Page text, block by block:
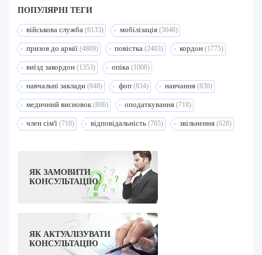
ПОПУЛЯРНI ТЕГИ
військова служба (6133) мобілізація (5048)
призов до армії (4809) повістка (2403) кордон (1775)
виїзд закордон (1353) опіка (1008)
навчальні заклади (848) фоп (834) навчання (830)
медичний висновок(806) оподаткування (718)
член сім'ї (710) відповідальність (705) звільнення (628)
ЯК ЗАМОВИТИ
КОНСУЛЬТАЦІЮ.
ЯК АКТУАЛІЗУВАТИ
КОНСУЛЬТАЦІЮ